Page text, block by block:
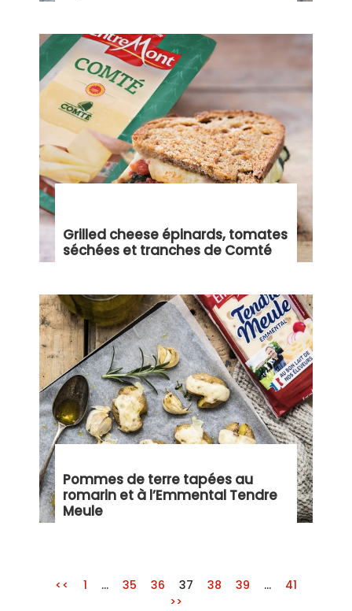
Grilled cheese épinards, tomates
séchées et tranches de Comté
Pommes de terre tapées au
romarin et à l’Emmental Tendre
Meule
<< 1 … 35 36 37 38 39 …
41
>>